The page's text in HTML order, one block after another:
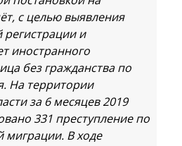
с целью выявления
регистрации и
иностранного
без гражданства по
На территории
за 6 месяцев 2019
331 преступление по
миграции. В ходе